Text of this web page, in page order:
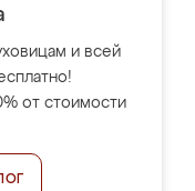
и всей
от стоимости